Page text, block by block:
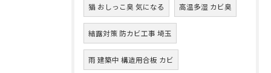
猫 おしっこ臭 気になる 高温多湿 カビ臭
結露対策 防カビ工事 埼玉
雨 建築中 構造用合板 カビ